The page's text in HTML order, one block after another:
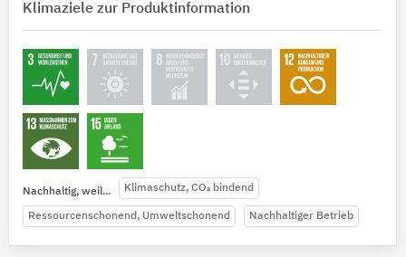
Klimaziele zur Produktinformation
Nachhaltig, weil... Klimaschutz, CO₂ bindend
Ressourcenschonend, Umweltschonend Nachhaltiger Betrieb